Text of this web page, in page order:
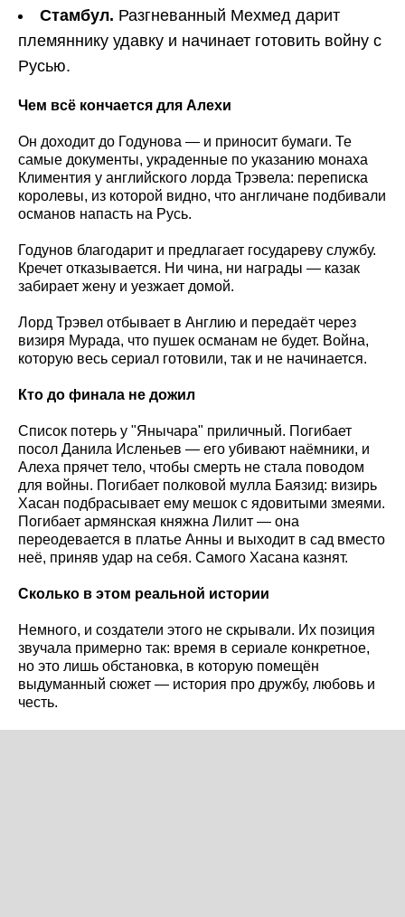
Стамбул. Разгневанный Мехмед дарит
племяннику удавку и начинает готовить войну с
Русью.
Чем всё кончается для Алехи
Он доходит до Годунова — и приносит бумаги. Те
самые документы, украденные по указанию монаха
Климентия у английского лорда Трэвела: переписка
королевы, из которой видно, что англичане подбивали
османов напасть на Русь.
Годунов благодарит и предлагает государеву службу.
Кречет отказывается. Ни чина, ни награды — казак
забирает жену и уезжает домой.
Лорд Трэвел отбывает в Англию и передаёт через
визиря Мурада, что пушек османам не будет. Война,
которую весь сериал готовили, так и не начинается.
Кто до финала не дожил
Список потерь у "Янычара" приличный. Погибает
посол Данила Исленьев — его убивают наёмники, и
Алеха прячет тело, чтобы смерть не стала поводом
для войны. Погибает полковой мулла Баязид: визирь
Хасан подбрасывает ему мешок с ядовитыми змеями.
Погибает армянская княжна Лилит — она
переодевается в платье Анны и выходит в сад вместо
неё, приняв удар на себя. Самого Хасана казнят.
Сколько в этом реальной истории
Немного, и создатели этого не скрывали. Их позиция
звучала примерно так: время в сериале конкретное,
но это лишь обстановка, в которую помещён
выдуманный сюжет — история про дружбу, любовь и
честь.